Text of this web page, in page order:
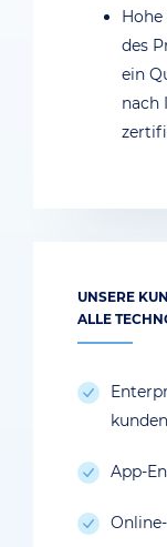
des
ein
nach
UNSERE
ALLE
App-